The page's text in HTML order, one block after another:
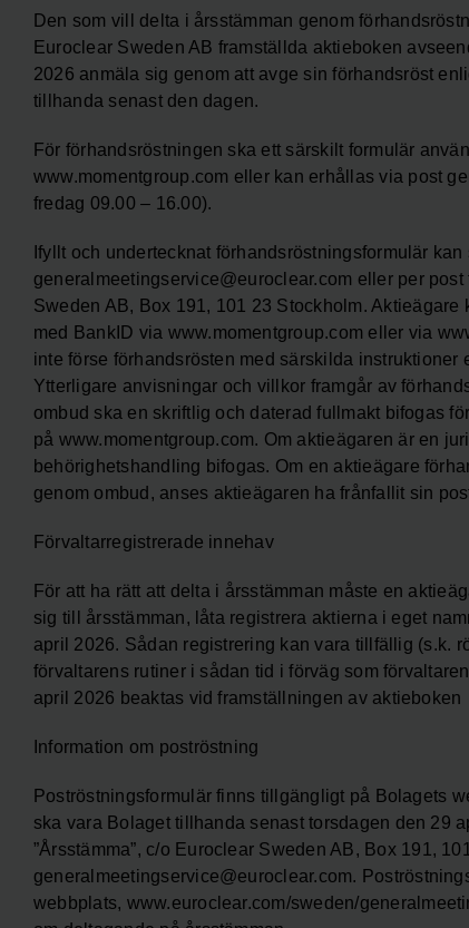
Den som vill delta i årsstämman genom
Euroclear Sweden AB framställda aktieboken
2026 anmäla sig genom att avge sin förhandsröst
tillhanda senast den dagen.
För förhandsröstningen ska ett särskilt formulär
www.momentgroup.com eller kan erhållas via post
fredag 09.00 – 16.00).
Ifyllt och undertecknat förhandsröstningsformulär kan
generalmeetingservice@euroclear.com eller per
Sweden AB, Box 191, 101 23 Stockholm.
med BankID via www.momentgroup.com eller via
inte förse förhandsrösten med särskilda
Ytterligare anvisningar och villkor framgår av
ombud ska en skriftlig och daterad fullmakt bifogas
på www.momentgroup.com. Om aktieägaren är en
behörighetshandling bifogas. Om en aktieägare
genom ombud, anses aktieägaren ha frånfallit sin
Förvaltarregistrerade innehav
För att ha rätt att delta i årsstämman måste en
sig till årsstämman, låta registrera aktierna i eget
april 2026. Sådan registrering kan vara tillfällig (s.k.
förvaltarens rutiner i sådan tid i förväg som
april 2026 beaktas vid framställningen av aktieboken
Information om poströstning
Poströstningsformulär finns tillgängligt på Bolagets
ska vara Bolaget tillhanda senast torsdagen den 29
”Årsstämma”, c/o Euroclear Sweden AB, Box 191,
generalmeetingservice@euroclear.com.
webbplats, www.euroclear.com/sweden/